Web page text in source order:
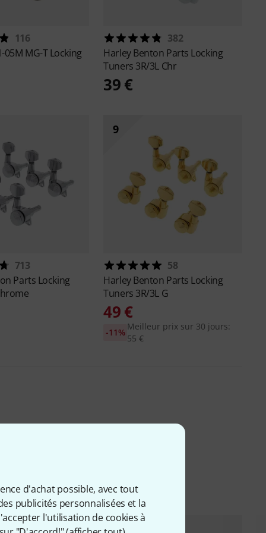
d'achat possible, avec tout
publicités personnalisées et la
l'utilisation de cookies à
116
05M MG-T Locking
382
Harley Benton Parts Locking
Tuners 3R/3L Chr
39 €
713
Parts Locking
9
58
Harley Benton Parts Locking
Tuners 3R/3L G
49 €
Meilleur prix sur 30 jours:
55 €
-11%